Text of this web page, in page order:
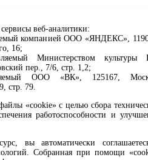
веб-аналитики:
компанией ООО «ЯНДЕКС»,
16;
Министерством культуры
пер., 7/6, стр. 1,2;
ООО «ВК», 125167,
стр. 79.
«cookie» с целью сбора
работоспособности и
вы автоматически
Собранная при помощи